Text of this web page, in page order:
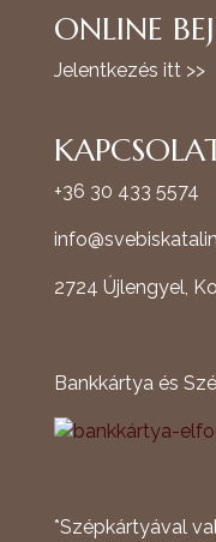
ONLINE
Jelentkezés itt >>
+36 30 433 5574
2724 Újlengyel,
Bankkártya és
*Szépkártyával